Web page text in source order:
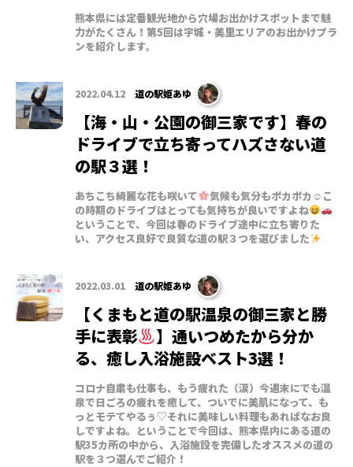
熊本県には定番観光地から穴場お出かけスポットまで魅
力がたくさん！第5回は宇城・美里エリアのお出かけプラ
ンを紹介します。
2022.04.12 道の駅姫あゆ
【海・山・公園の御三家です】春の
ドライブで立ち寄ってハズさない道
の駅３選！
あちこち綺麗な花も咲いて
気候も気分もポカポカ☺こ
の時期のドライブはとっても気持ちが良いですよね
ということで、今回は春のドライブ途中に立ち寄りた
い、アクセス良好で良質な道の駅３つを選びました
2022.03.01 道の駅姫あゆ
【くまもと道の駅温泉の御三家と勝
手に表彰
】通いつめたから分か
る、癒し入浴施設ベスト3選！
コロナ自粛も仕事も、もう疲れた（涙）今週末にでも温
泉で日ごろの疲れを癒して、ついでに美肌になって、も
っとモテてやるぅ♡それに美味しい料理もあればなお良
しですよね。ということで今回は、熊本県内にある道の
駅35カ所の中から、入浴施設を完備したオススメの道の
駅を３つ選んでご紹介！